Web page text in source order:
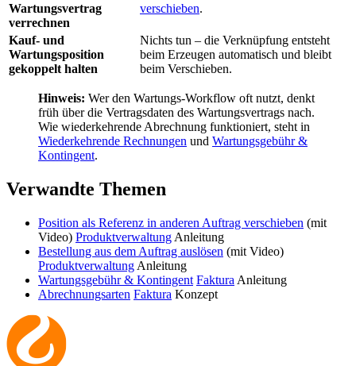
Wartungsvertrag
verrechnen
verschieben.
Kauf- und
Wartungsposition
gekoppelt halten
Nichts tun – die Verknüpfung entsteht
beim Erzeugen automatisch und bleibt
beim Verschieben.
Hinweis: Wer den Wartungs-Workflow oft nutzt, denkt
früh über die Vertragsdaten des Wartungsvertrags nach.
Wie wiederkehrende Abrechnung funktioniert, steht in
Wiederkehrende Rechnungen und Wartungsgebühr &
Kontingent.
Verwandte Themen
Position als Referenz in anderen Auftrag verschieben (mit
Video) Produktverwaltung Anleitung
Bestellung aus dem Auftrag auslösen (mit Video)
Produktverwaltung Anleitung
Wartungsgebühr & Kontingent Faktura Anleitung
Abrechnungsarten Faktura Konzept